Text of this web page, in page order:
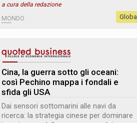
a cura della redazione
MONDO Global
Cina, la guerra sotto gli oceani:
così Pechino mappa i fondali e
sfida gli USA
Dai sensori sottomarini alle navi da
ricerca: la strategia cinese per dominare